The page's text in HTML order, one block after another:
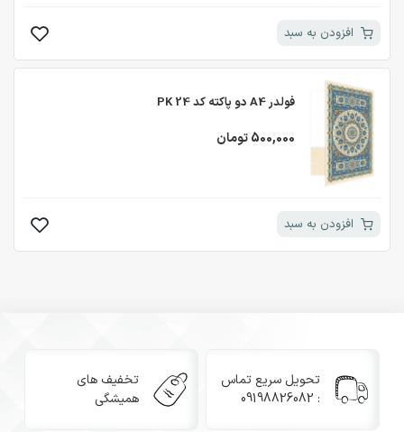
افزودن به سبد
فولدر A4 دو پاکته کد PK 24
500,000 تومان
افزودن به سبد
تحویل سریع تماس
: 09198826082
تخفیف های
همیشگی